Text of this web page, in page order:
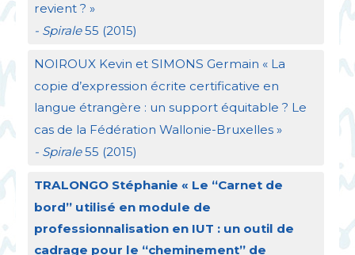
revient ? »
- Spirale55 (2015)
NOIROUXKevin et SIMONS Germain « La
copie d’expression écrite certificative en
langue étrangère : un support équitable ? Le
cas de la Fédération Wallonie-Bruxelles »
- Spirale55 (2015)
TRALONGOStéphanie « Le “Carnet de
bord” utilisé en module de
professionnalisation en IUT : un outil de
cadrage pour le “cheminement” de